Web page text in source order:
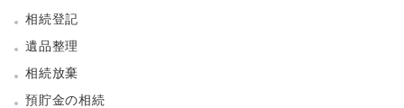
相続登記
遺品整理
相続放棄
預貯金の相続